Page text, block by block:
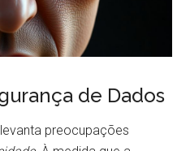
de Dados
preocupações